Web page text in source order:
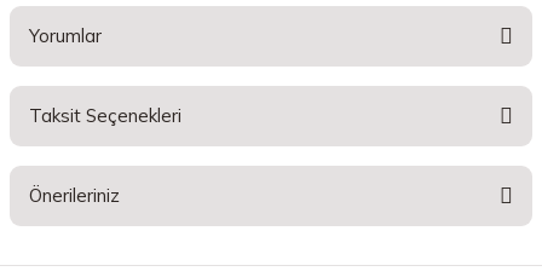
Yorumlar
Taksit Seçenekleri
Önerileriniz